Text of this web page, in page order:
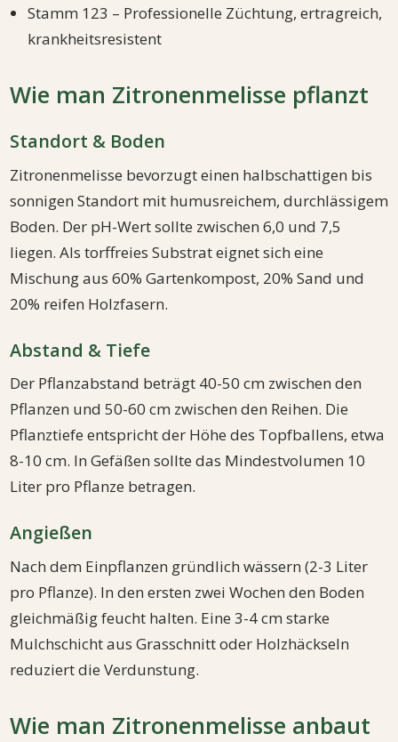
Stamm 123 – Professionelle Züchtung, ertragreich,
krankheitsresistent
Wie man Zitronenmelisse pflanzt
Standort & Boden
Zitronenmelisse bevorzugt einen halbschattigen bis
sonnigen Standort mit humusreichem, durchlässigem
Boden. Der pH-Wert sollte zwischen 6,0 und 7,5
liegen. Als torffreies Substrat eignet sich eine
Mischung aus 60% Gartenkompost, 20% Sand und
20% reifen Holzfasern.
Abstand & Tiefe
Der Pflanzabstand beträgt 40-50 cm zwischen den
Pflanzen und 50-60 cm zwischen den Reihen. Die
Pflanztiefe entspricht der Höhe des Topfballens, etwa
8-10 cm. In Gefäßen sollte das Mindestvolumen 10
Liter pro Pflanze betragen.
Angießen
Nach dem Einpflanzen gründlich wässern (2-3 Liter
pro Pflanze). In den ersten zwei Wochen den Boden
gleichmäßig feucht halten. Eine 3-4 cm starke
Mulchschicht aus Grasschnitt oder Holzhäckseln
reduziert die Verdunstung.
Wie man Zitronenmelisse anbaut